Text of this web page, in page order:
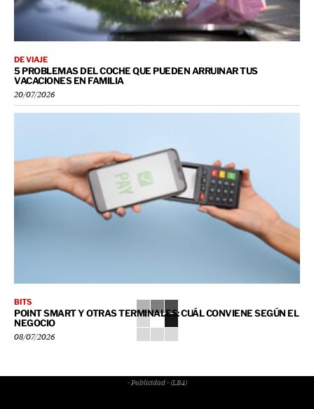
DE VIAJE
5 PROBLEMAS DEL COCHE QUE PUEDEN ARRUINAR TUS
VACACIONES EN FAMILIA
20/07/2026
BITS
POINT SMART Y OTRAS TERMINALES: CUÁL CONVIENE SEGÚN EL
NEGOCIO
08/07/2026
- Publicidad - (LB4)